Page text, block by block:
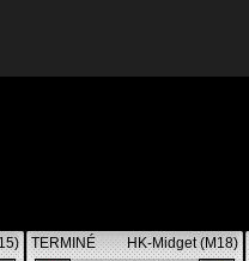
TERMINÉ
HK-Midget (M18)